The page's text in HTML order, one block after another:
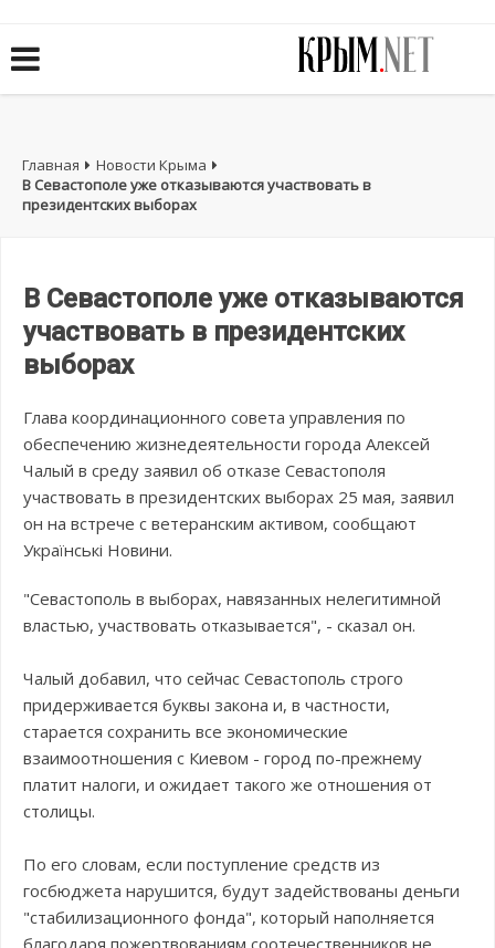
Главная
Новости Крыма
В Севастополе уже отказываются участвовать в
президентских выборах
В Севастополе уже отказываются
участвовать в президентских
выборах
Глава координационного совета управления по
обеспечению жизнедеятельности города Алексей
Чалый в среду заявил об отказе Севастополя
участвовать в президентских выборах 25 мая, заявил
он на встрече с ветеранским активом, сообщают
Українські Новини.
"Севастополь в выборах, навязанных нелегитимной
властью, участвовать отказывается", - сказал он.
Чалый добавил, что сейчас Севастополь строго
придерживается буквы закона и, в частности,
старается сохранить все экономические
взаимоотношения с Киевом - город по-прежнему
платит налоги, и ожидает такого же отношения от
столицы.
По его словам, если поступление средств из
госбюджета нарушится, будут задействованы деньги
"стабилизационного фонда", который наполняется